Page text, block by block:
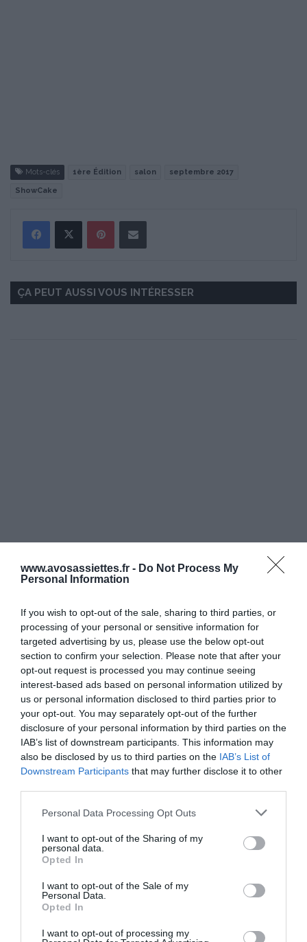
www.avosassiettes.fr - Do Not Process My
Personal Information
If you wish to opt-out of the sale, sharing to third parties, or
processing of your personal or sensitive information for
targeted advertising by us, please use the below opt-out
section to confirm your selection. Please note that after your
opt-out request is processed you may continue seeing
interest-based ads based on personal information utilized by
us or personal information disclosed to third parties prior to
your opt-out. You may separately opt-out of the further
disclosure of your personal information by third parties on the
IAB’s list of downstream participants. This information may
also be disclosed by us to third parties on the IAB’s List of
Downstream Participants that may further disclose it to other
Please note that this website/app uses one or more Google
not limited to your visit or usage behaviour. You may click to
grant or deny consent to Google and its third-party tags to
use your data for below specified purposes in below Google
consent section.
Personal Data Processing Opt Outs
I want to opt-out of the Sharing of my
personal data.
Opted In
I want to opt-out of the Sale of my
Personal Data.
Opted In
I want to opt-out of processing my
Mots-clés 1ère Édition salon septembre 2017
ShowCake
ÇA PEUT AUSSI VOUS INTÉRESSER
Pana Cotta salée à la coriandre et aux carottes